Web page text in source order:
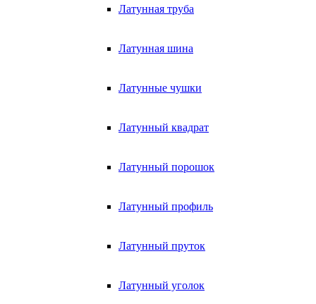
Латунная труба
Латунная шина
Латунные чушки
Латунный квадрат
Латунный порошок
Латунный профиль
Латунный пруток
Латунный уголок